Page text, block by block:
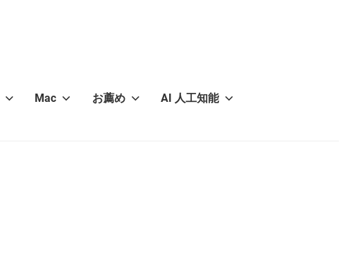
Mac お薦め AI 人工知能